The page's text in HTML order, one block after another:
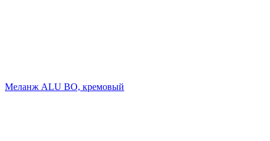
Меланж ALU ВО, кремовый